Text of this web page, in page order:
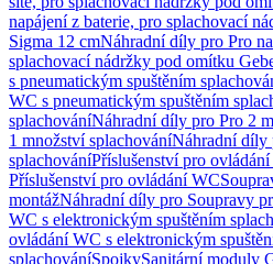
napájení z baterie, pro splachovací
Sigma 12 cmNáhradní díly pro Pro
splachovací nádržky pod omítku
s pneumatickým spuštěním
WC s pneumatickým spuštěním
splachováníNáhradní díly pro Pro 2
1 množství splachováníNáhradní díly
splachováníPříslušenství pro
Příslušenství pro ovládání WC
montážNáhradní díly pro Soupravy
WC s elektronickým spuštěním
ovládání WC s elektronickým
splachováníSpojkySanitární moduly